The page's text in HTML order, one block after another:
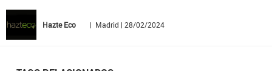
Hazte Eco | Madrid | 28/02/2024